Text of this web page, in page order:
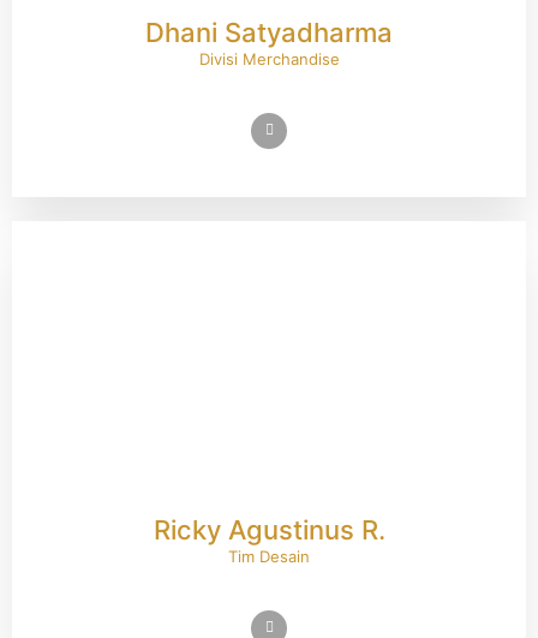
Dhani Satyadharma
Divisi Merchandise
Ricky Agustinus R.
Tim Desain